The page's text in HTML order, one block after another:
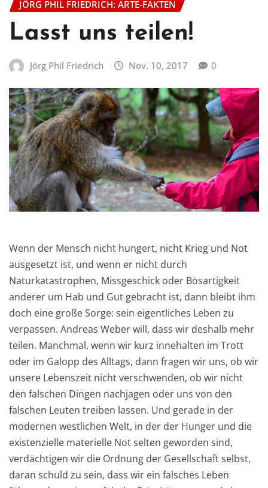
JÖRG PHIL FRIEDRICH: ARTE-FAKTEN
Lasst uns teilen!
Jörg Phil Friedrich Nov. 10, 2017 0
Wenn der Mensch nicht hungert, nicht Krieg und Not
ausgesetzt ist, und wenn er nicht durch
Naturkatastrophen, Missgeschick oder Bösartigkeit
anderer um Hab und Gut gebracht ist, dann bleibt ihm
doch eine große Sorge: sein eigentliches Leben zu
verpassen. Andreas Weber will, dass wir deshalb mehr
teilen. Manchmal, wenn wir kurz innehalten im Trott
oder im Galopp des Alltags, dann fragen wir uns, ob wir
unsere Lebenszeit nicht verschwenden, ob wir nicht
den falschen Dingen nachjagen oder uns von den
falschen Leuten treiben lassen. Und gerade in der
modernen westlichen Welt, in der der Hunger und die
existenzielle materielle Not selten geworden sind,
verdächtigen wir die Ordnung der Gesellschaft selbst,
daran schuld zu sein, dass wir ein falsches Leben